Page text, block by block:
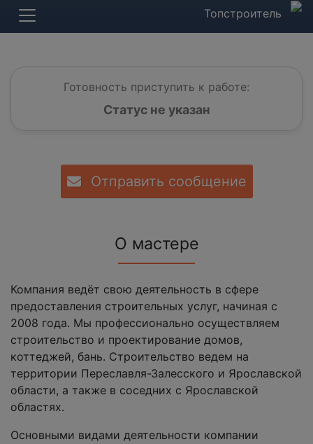
Топстроитель
Готовность приступить к работе:
Статус не указан
Отправить сообщение
О мастере
Компания ведёт свою деятельность в сфере
предоставления строительных услуг, начиная с
2008 года. Мы профессионально осуществляем
строительство и проектирование дoмов,
коттеджей, бань. Строительство ведем на
территории Переславля-Залесского и Ярославской
области, а также в соседних с Ярославской
областях.
Основными видами деятельности компании